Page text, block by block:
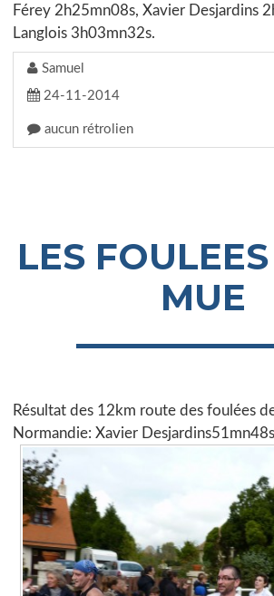
Férey 2h25mn08s, Xavier Desjardins
Langlois 3h03mn32s.
Samuel
24-11-2014
aucun rétrolien
LES
MUE
Résultat des 12km route des foulées
Normandie: Xavier